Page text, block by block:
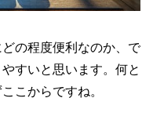
の程度便利なのか、で
すいと思います。何と
こからですね。